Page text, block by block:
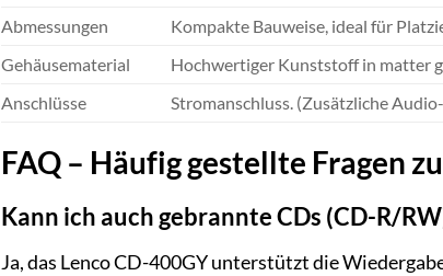
Abmessungen
Kompakte Bauweise, ideal für
Gehäusematerial
Hochwertiger Kunststoff in matter
Anschlüsse
Stromanschluss. (Zusätzliche
FAQ – Häufig gestellte Fragen
Kann ich auch gebrannte CDs (CD-R/
Ja, das Lenco CD-400GY unterstützt die